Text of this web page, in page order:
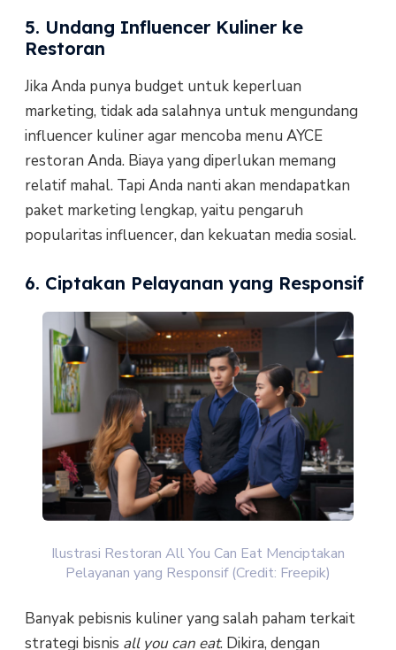
5. Undang Influencer Kuliner ke
Restoran
Jika Anda punya budget untuk keperluan
marketing, tidak ada salahnya untuk mengundang
influencer kuliner agar mencoba menu AYCE
restoran Anda. Biaya yang diperlukan memang
relatif mahal. Tapi Anda nanti akan mendapatkan
paket marketing lengkap, yaitu pengaruh
popularitas influencer, dan kekuatan media sosial.
6. Ciptakan Pelayanan yang Responsif
Ilustrasi Restoran All You Can Eat Menciptakan
Pelayanan yang Responsif (Credit: Freepik)
Banyak pebisnis kuliner yang salah paham terkait
strategi bisnis all you can eat. Dikira, dengan